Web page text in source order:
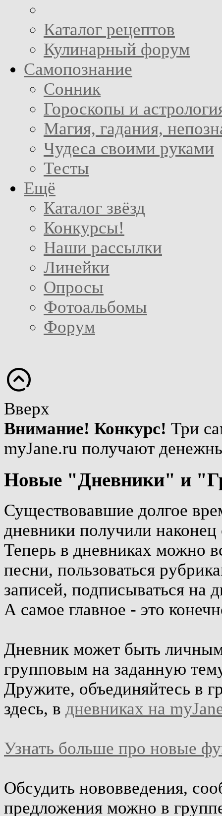
Каталог рецептов
Кулинарный форум
Самопознание
Сонник
Гороскопы и
Магия, гадания,
Чудеса своими руками
Тесты
Ещё
Каталог звёзд
Конкурсы!
Наши рассылки
Линейки
Опросы
Фотоальбомы
Форум
Вверх
Внимание! Конкурс! Три
myJane.ru получают
Новые "Дневники" и
Существовавшие долгое
дневники получили наконец
Теперь в дневниках можно
песни, пользоваться
записей, подписываться на
А самое главное - это
Дневник может быть
групповым на заданную
Дружите, объединяйтесь в
здесь, в дневниках на
Узнать больше про новые
Обсудить нововведения,
предложения можно в